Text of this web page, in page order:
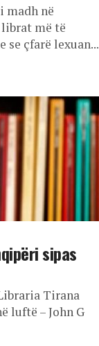
madh në
më të
çfarë lexuan...
sipas
Tirana
luftë – John G